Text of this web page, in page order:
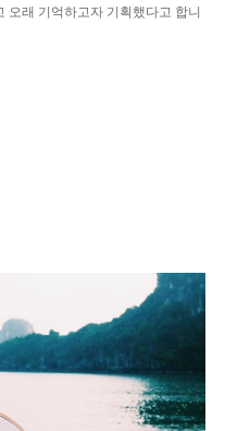
오래 기억하고자 기획했다고 합니